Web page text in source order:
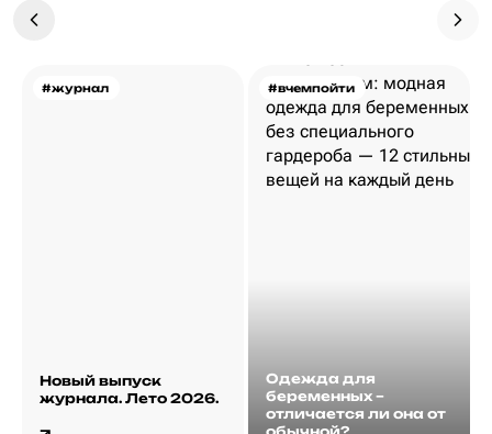
#журнал
Новый выпуск
журнала. Лето 2026.
#вчемпойти
Одежда для
беременных –
отличается ли она от